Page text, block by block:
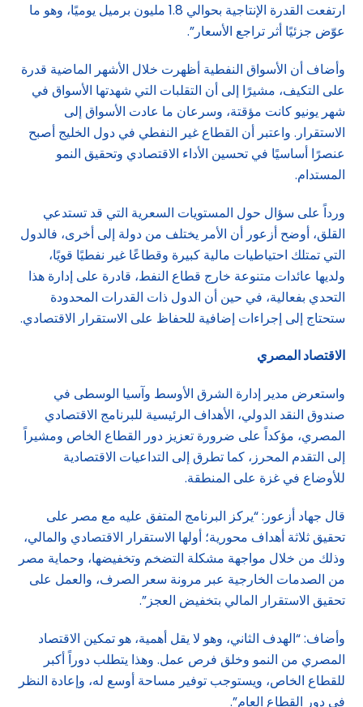
ارتفعت القدرة الإنتاجية بحوالي 1.8 مليون برميل يوميًا، وهو ما
عوّض جزئيًا أثر تراجع الأسعار”.
وأضاف أن الأسواق النفطية أظهرت خلال الأشهر الماضية قدرة
على التكيف، مشيرًا إلى أن التقلبات التي شهدتها الأسواق في
شهر يونيو كانت مؤقتة، وسرعان ما عادت الأسواق إلى
الاستقرار. واعتبر أن القطاع غير النفطي في دول الخليج أصبح
عنصرًا أساسيًا في تحسين الأداء الاقتصادي وتحقيق النمو
المستدام.
ورداً على سؤال حول المستويات السعرية التي قد تستدعي
القلق، أوضح أزعور أن الأمر يختلف من دولة إلى أخرى، فالدول
التي تمتلك احتياطيات مالية كبيرة وقطاعًا غير نفطيًا قويًا،
ولديها عائدات متنوعة خارج قطاع النفط، قادرة على إدارة هذا
التحدي بفعالية، في حين أن الدول ذات القدرات المحدودة
ستحتاج إلى إجراءات إضافية للحفاظ على الاستقرار الاقتصادي.
الاقتصاد المصري
واستعرض مدير إدارة الشرق الأوسط وآسيا الوسطى في
صندوق النقد الدولي، الأهداف الرئيسية للبرنامج الاقتصادي
المصري، مؤكداً على ضرورة تعزيز دور القطاع الخاص ومشيراً
إلى التقدم المحرز، كما تطرق إلى التداعيات الاقتصادية
للأوضاع في غزة على المنطقة.
قال جهاد أزعور: “يركز البرنامج المتفق عليه مع مصر على
تحقيق ثلاثة أهداف محورية؛ أولها الاستقرار الاقتصادي والمالي،
وذلك من خلال مواجهة مشكلة التضخم وتخفيضها، وحماية مصر
من الصدمات الخارجية عبر مرونة سعر الصرف، والعمل على
تحقيق الاستقرار المالي بتخفيض العجز”.
وأضاف: “الهدف الثاني، وهو لا يقل أهمية، هو تمكين الاقتصاد
المصري من النمو وخلق فرص عمل. وهذا يتطلب دوراً أكبر
للقطاع الخاص، ويستوجب توفير مساحة أوسع له، وإعادة النظر
في دور القطاع العام”.